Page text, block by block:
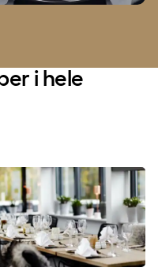
i hele